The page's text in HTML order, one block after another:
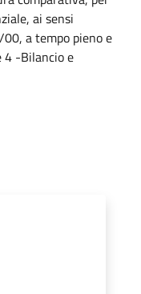
ai sensi
a tempo pieno e
4 -Bilancio e